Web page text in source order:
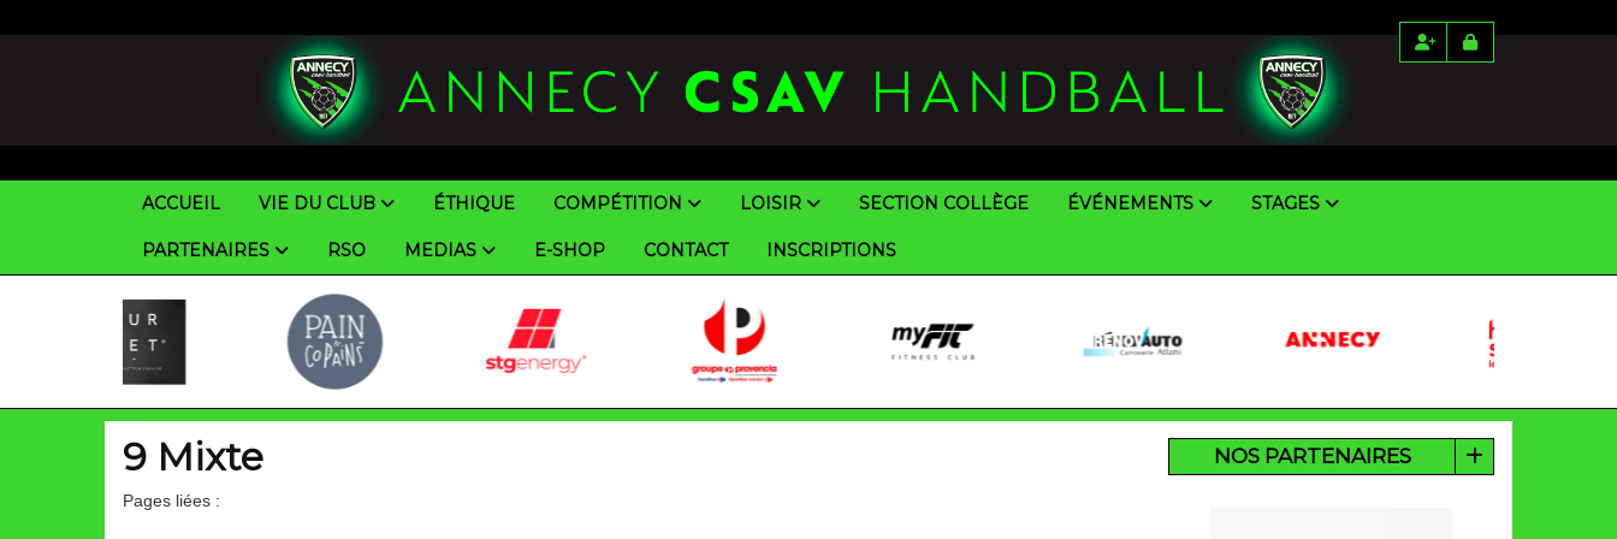
ACCUEIL VIE DU CLUB ÉTHIQUE COMPÉTITION LOISIR SECTION COLLÈGE ÉVÉNEMENTS STAGES
PARTENAIRES RSO MEDIAS E-SHOP CONTACT INSCRIPTIONS
9 Mixte
Pages liées :
NOS PARTENAIRES